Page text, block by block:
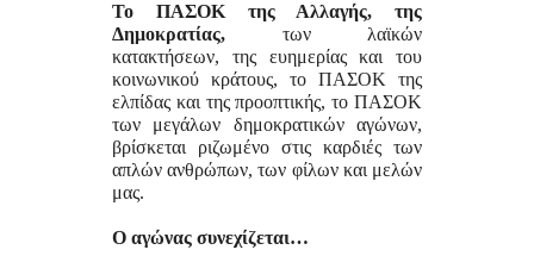
Το ΠΑΣΟΚ της Αλλαγής, της
Δημοκρατίας, των λαϊκών
κατακτήσεων, της ευημερίας και του
κοινωνικού κράτους, το ΠΑΣΟΚ της
ελπίδας και της προοπτικής, το ΠΑΣΟΚ
των μεγάλων δημοκρατικών αγώνων,
βρίσκεται ριζωμένο στις καρδιές των
απλών ανθρώπων, των φίλων και μελών
μας.
Ο αγώνας συνεχίζεται…